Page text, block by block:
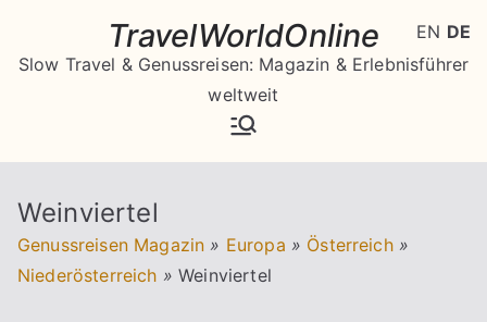
springen
TravelWorldOnline
Slow Travel & Genussreisen: Magazin & Erlebnisführer
weltweit
Weinviertel
Genussreisen Magazin » Europa » Österreich »
Niederösterreich » Weinviertel
EN DE